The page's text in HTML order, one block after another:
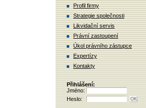
Profil firmy
Strategie společnosti
Likvidační servis
Právní zastoupení
Úkol právního zástupce
Expertízy
Kontakty
Přihlášení:
Jméno:
Heslo: